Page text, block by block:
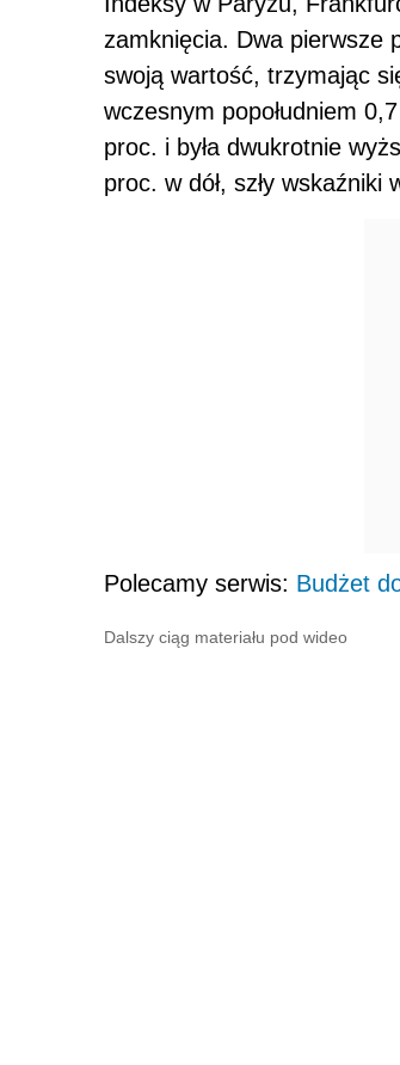
zamknięcia. Dwa pierwsze
swoją wartość, trzymając
wczesnym popołudniem
proc. i była dwukrotnie
proc. w dół, szły wskaźniki
Polecamy serwis: Budżet
Dalszy ciąg materiału pod wideo